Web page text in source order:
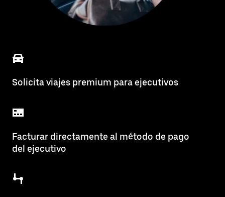
Solicita viajes premium para ejecutivos
Facturar directamente al método de pago
del ejecutivo